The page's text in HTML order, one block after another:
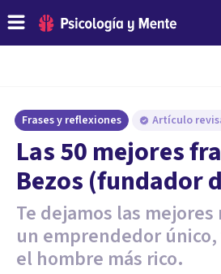
Frases y reflexiones Artículo
Las 50 mejores
Bezos (fundador
Te dejamos las
un emprendedor
el hombre más rico.